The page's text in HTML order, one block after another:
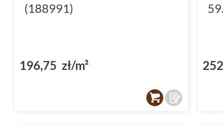
(188991)
196,75 zł/m²